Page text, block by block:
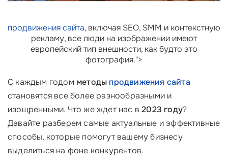
продвижения сайта, включая SEO, SMM и контекстную
рекламу, все люди на изображении имеют
европейский тип внешности, как будто это
фотография.">
С каждым годом методы продвижения сайта
становятся все более разнообразными и
изощренными. Что же ждет нас в2023 году?
Давайте разберем самые актуальные и эффективные
способы, которые помогут вашему бизнесу
выделиться на фоне конкурентов.